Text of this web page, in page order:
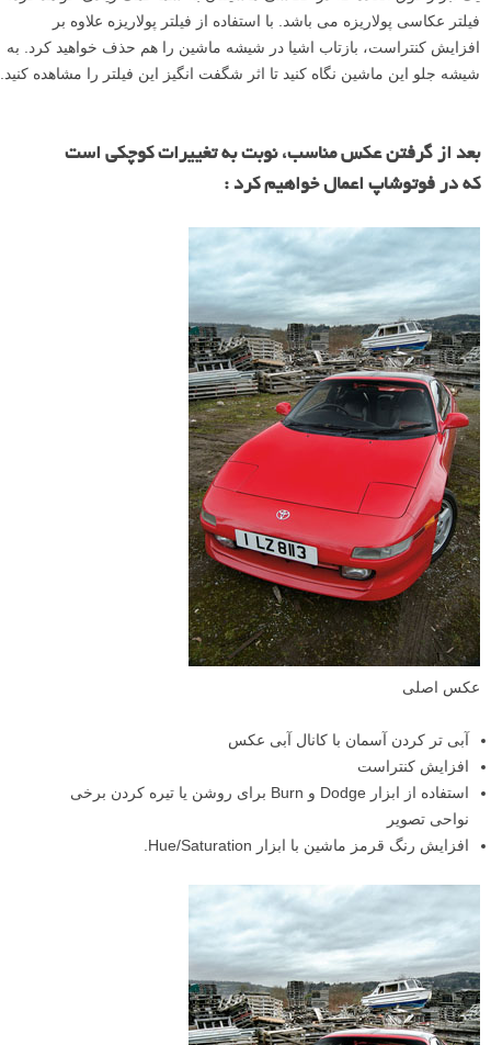
دوربین را روی حالت اتوماتیک قرار دهید تا نگران نوردهی (اکسپوژر) نباشید و
کاری هنری تبدیل کنید.
یک ابزار فوق العاده که در عکاسی ماشینتان به شما کمک زیادی خواهد کرد،
فیلتر عکاسی پولاریزه می باشد. با استفاده از فیلتر پولاریزه علاوه بر
افزایش کنتراست، بازتاب اشیا در شیشه ماشین را هم حذف خواهید کرد. به
شیشه جلو این ماشین نگاه کنید تا اثر شگفت انگیز این فیلتر را مشاهده کنید.
بعد از گرفتن عکس مناسب، نوبت به تغییرات کوچکی است
که در فوتوشاپ اعمال خواهیم کرد :
عکس اصلی
آبی تر کردن آسمان با کانال آبی عکس